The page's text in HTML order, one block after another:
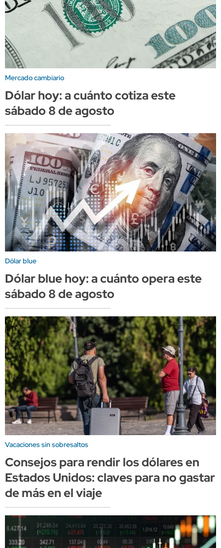
Mercado cambiario
Dólar hoy: a cuánto cotiza este
sábado 8 de agosto
Dólar blue
Dólar blue hoy: a cuánto opera este
sábado 8 de agosto
Vacaciones sin sobresaltos
Consejos para rendir los dólares en
Estados Unidos: claves para no gastar
de más en el viaje